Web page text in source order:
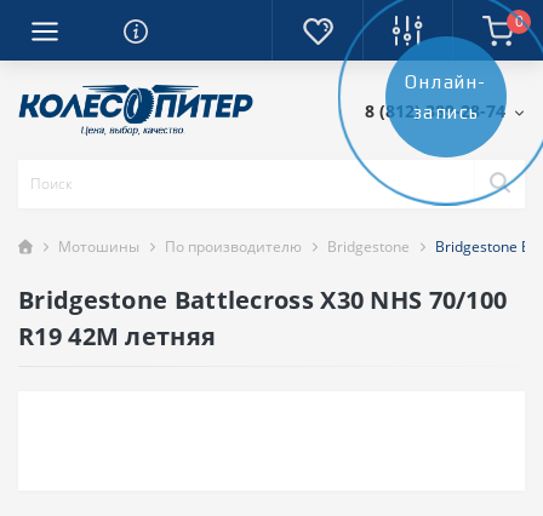
0
8 (812) 389-28-74
Мотошины По производителю Bridgestone Bridgestone
Bridgestone Battlecross X30 NHS 70/100
R19 42M летняя
Онлайн-
запись